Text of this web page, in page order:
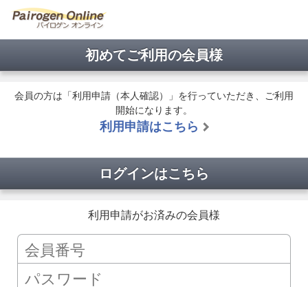
初めてご利用の会員様
会員の方は「利用申請（本人確認）」を行っていただき、ご利用
開始になります。
利用申請はこちら
ログインはこちら
利用申請がお済みの会員様